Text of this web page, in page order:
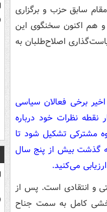
سابق حزب و برگزاری
و هم اکنون سخنگوی این
اصلاح‌طلبان به
برخی فعالان سیاسی
نقطه نظرات خود درباره
مشترکی تشکیل شود تا
به گذشت بیش از پنج سال
می‌کنید.
و انتقادی است. پس از
کامل به سمت جناح